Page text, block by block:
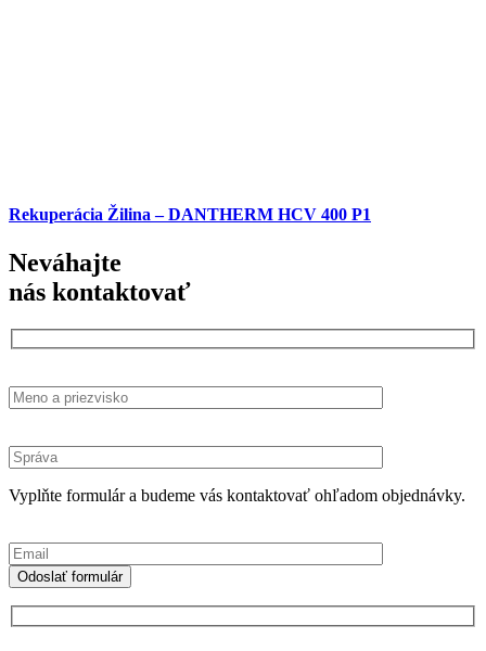
Rekuperácia Žilina – DANTHERM HCV 400 P1
Neváhajte
nás kontaktovať
Vyplňte formulár a budeme vás kontaktovať ohľadom objednávky.